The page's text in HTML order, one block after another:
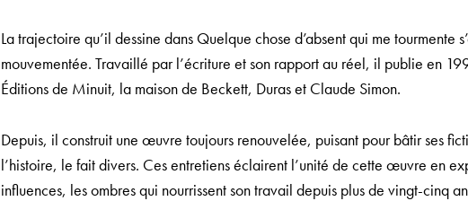
La trajectoire qu’il dessine dans Quelque chose d’absent qui me tourmente
mouvementée. Travaillé par l’écriture et son rapport au réel, il publie en
Éditions de Minuit, la maison de Beckett, Duras et Claude Simon.
Depuis, il construit une œuvre toujours renouvelée, puisant pour bâtir ses
l’histoire, le fait divers. Ces entretiens éclairent l’unité de cette œuvre en
influences, les ombres qui nourrissent son travail depuis plus de vingt-cinq